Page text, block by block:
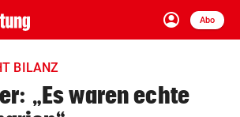
account_circle
Anmelden
Abo
close Schließen
BILANZ
„Es waren echte